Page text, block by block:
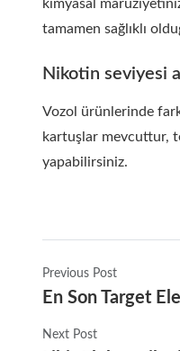
kimyasal
tamamen sağlıklı
Nikotin seviyesi
Vozol ürünlerinde
kartuşlar mevcuttur,
yapabilirsiniz.
Previous Post
En Son Target
Next Post